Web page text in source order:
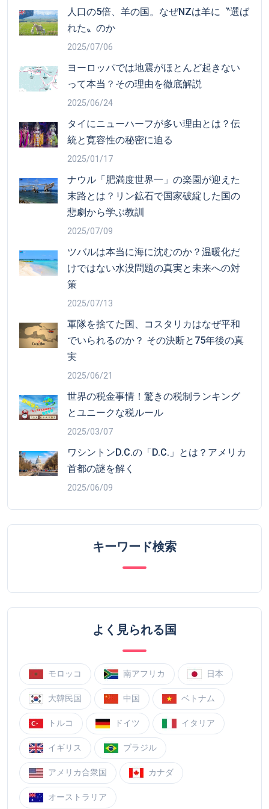
人口の5倍、羊の国。なぜNZは羊に〝選ば
れた〟のか
2025/07/06
ヨーロッパでは地震がほとんど起きない
って本当？その理由を徹底解説
2025/06/24
タイにニューハーフが多い理由とは？伝
統と寛容性の秘密に迫る
2025/01/17
ナウル「肥満度世界一」の楽園が迎えた
末路とは？リン鉱石で国家破綻した国の
悲劇から学ぶ教訓
2025/07/09
ツバルは本当に海に沈むのか？温暖化だ
けではない水没問題の真実と未来への対
策
2025/07/13
軍隊を捨てた国、コスタリカはなぜ平和
でいられるのか？ その決断と75年後の真
実
2025/06/21
世界の税金事情！驚きの税制ランキング
とユニークな税ルール
2025/03/07
ワシントンD.C.の「D.C.」とは？アメリカ
首都の謎を解く
2025/06/09
キーワード検索
よく見られる国
モロッコ 南アフリカ 日本
大韓民国 中国 ベトナム
トルコ ドイツ イタリア
イギリス ブラジル
アメリカ合衆国 カナダ
オーストラリア